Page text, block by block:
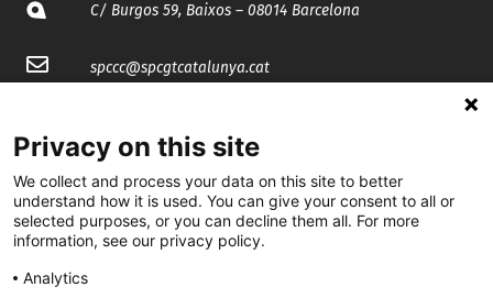
C/ Burgos 59, Baixos – 08014 Barcelona
spccc@spcgtcatalunya.cat
@CGTCatalunya
cgtcatalunya
CGTCatalunya
Privacy on this site
We collect and process your data on this site to better
understand how it is used. You can give your consent to all or
selected purposes, or you can decline them all. For more
information, see our privacy policy.
Analytics